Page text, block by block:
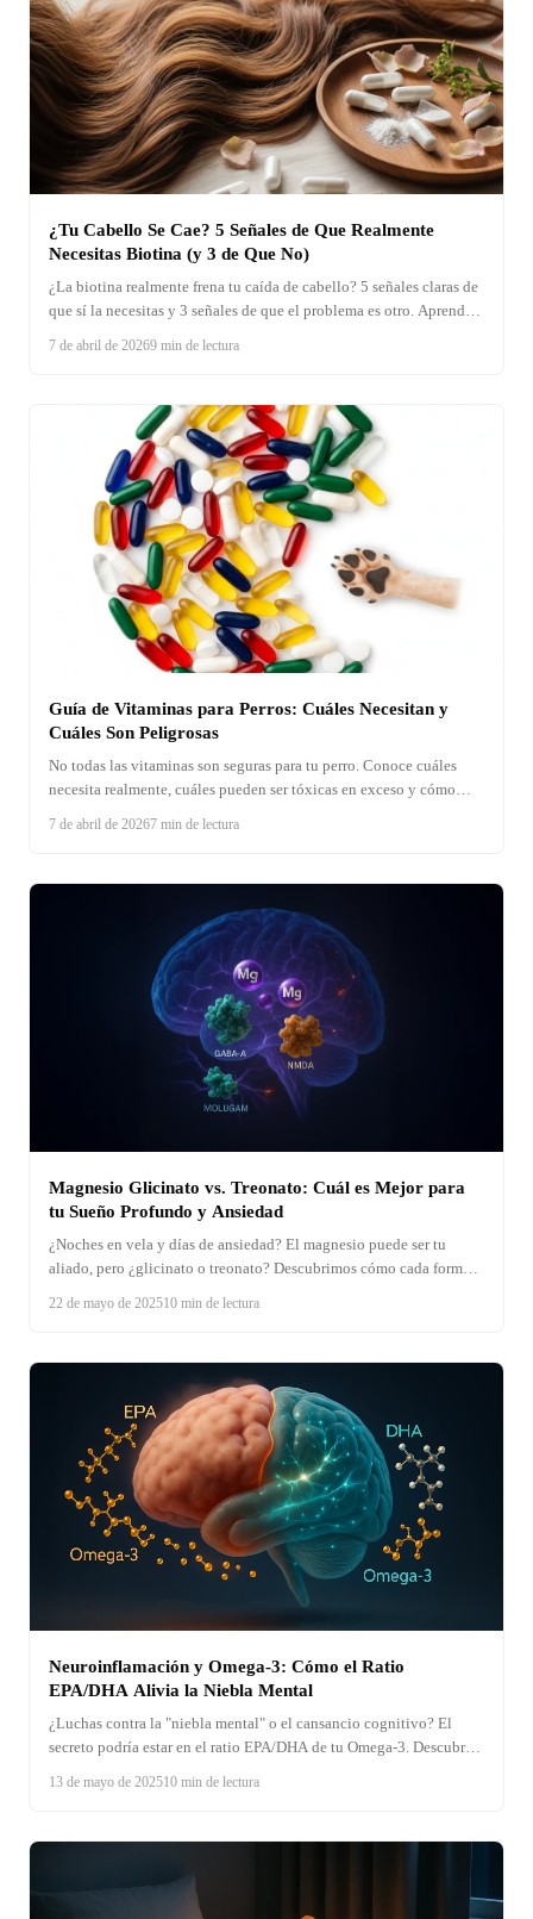
¿Tu Cabello Se Cae? 5 Señales de Que Realmente
Necesitas Biotina (y 3 de Que No)
¿La biotina realmente frena tu caída de cabello? 5 señales claras de
que sí la necesitas y 3 señales de que el problema es otro. Aprende a
7 de abril de 20269 min de lectura
Guía de Vitaminas para Perros: Cuáles Necesitan y
Cuáles Son Peligrosas
No todas las vitaminas son seguras para tu perro. Conoce cuáles
necesita realmente, cuáles pueden ser tóxicas en exceso y cómo
7 de abril de 20267 min de lectura
Magnesio Glicinato vs. Treonato: Cuál es Mejor para
tu Sueño Profundo y Ansiedad
¿Noches en vela y días de ansiedad? El magnesio puede ser tu
aliado, pero ¿glicinato o treonato? Descubrimos cómo cada forma
en calma. ¡Elige con ciencia!
22 de mayo de 202510 min de lectura
Neuroinflamación y Omega-3: Cómo el Ratio
EPA/DHA Alivia la Niebla Mental
¿Luchas contra la "niebla mental" o el cansancio cognitivo? El
secreto podría estar en el ratio EPA/DHA de tu Omega-3. Descubre
devuelven la claridad a tu mente. ¡Ciencia para un cerebro óptimo!
13 de mayo de 202510 min de lectura